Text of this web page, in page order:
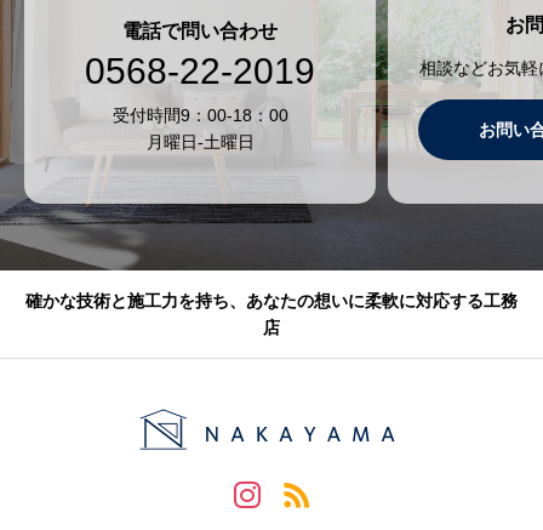
電話で問い合わせ
0568-22-2019
受付時間9：00-18：00
月曜日-土曜日
お
相談などお気
お問い
確かな技術と施工力を持ち、あなたの想いに柔軟に対応する工務
店